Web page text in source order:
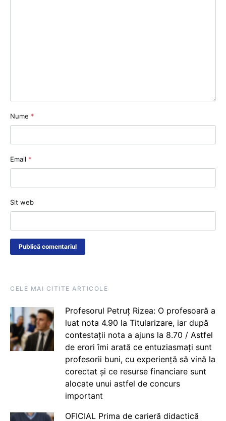
Nume *
Email *
Sit web
CELE MAI CITITE ARTICOLE
Profesorul Petruț Rizea: O profesoară a
luat nota 4.90 la Titularizare, iar după
contestații nota a ajuns la 8.70 / Astfel
de erori îmi arată ce entuziasmați sunt
profesorii buni, cu experiență să vină la
corectat și ce resurse financiare sunt
alocate unui astfel de concurs
important
OFICIAL Prima de carieră didactică